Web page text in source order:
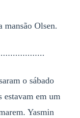
mansão Olsen.
o sábado
estavam em um
Yasmin